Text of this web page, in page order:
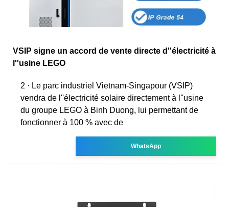
VSIP signe un accord de vente directe d''électricité à
l''usine LEGO
2 · Le parc industriel Vietnam-Singapour (VSIP)
vendra de l''électricité solaire directement à l''usine
du groupe LEGO à Binh Duong, lui permettant de
fonctionner à 100 % avec de
WhatsApp